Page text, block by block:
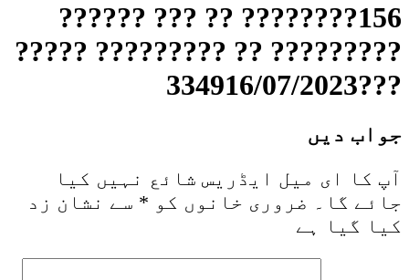
156???????? ?? ??? ??????
????????? ?? ????????? ?????
???334916/07/2023
جواب دیں
آپ کا ای میل ایڈریس شائع نہیں کیا
جائے گا۔
ضروری خانوں کو * سے نشان زد
کیا گیا ہے